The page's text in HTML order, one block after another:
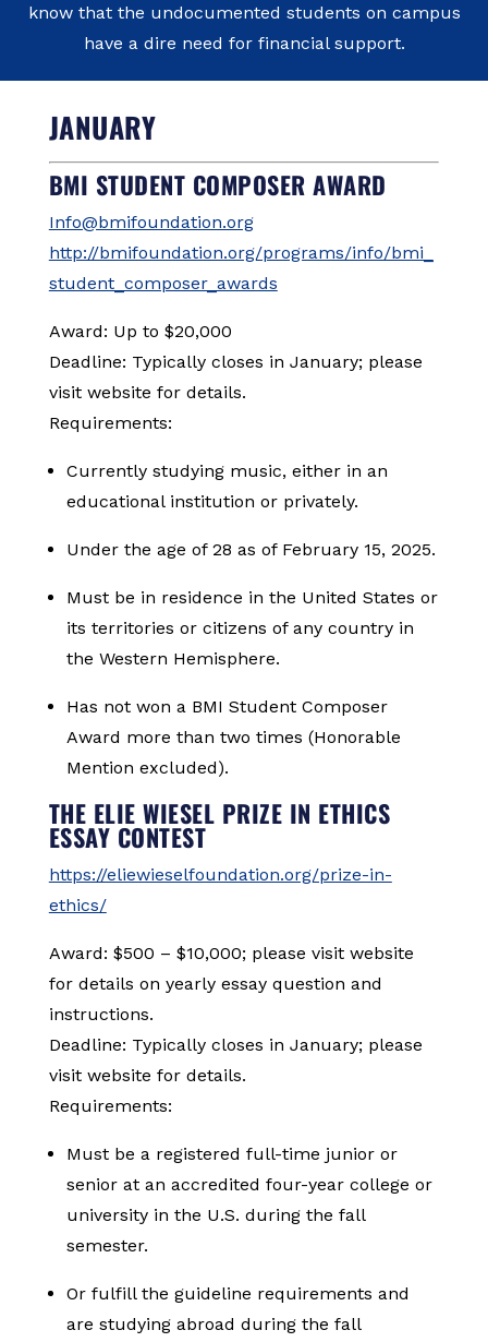
know that the undocumented students on campus
have a dire need for financial support.
JANUARY
BMI STUDENT COMPOSER AWARD
Info@bmifoundation.org
http://bmifoundation.org/programs/info/bmi_
student_composer_awards
Award: Up to $20,000
Deadline: Typically closes in January; please
visit website for details.
Requirements:
Currently studying music, either in an
educational institution or privately.
Under the age of 28 as of February 15, 2025.
Must be in residence in the United States or
its territories or citizens of any country in
the Western Hemisphere.
Has not won a BMI Student Composer
Award more than two times (Honorable
Mention excluded).
THE ELIE WIESEL PRIZE IN ETHICS
ESSAY CONTEST
https://eliewieselfoundation.org/prize-in-
ethics/
Award: $500 – $10,000; please visit website
for details on yearly essay question and
instructions.
Deadline: Typically closes in January; please
visit website for details.
Requirements:
Must be a registered full-time junior or
senior at an accredited four-year college or
university in the U.S. during the fall
semester.
Or fulfill the guideline requirements and
are studying abroad during the fall